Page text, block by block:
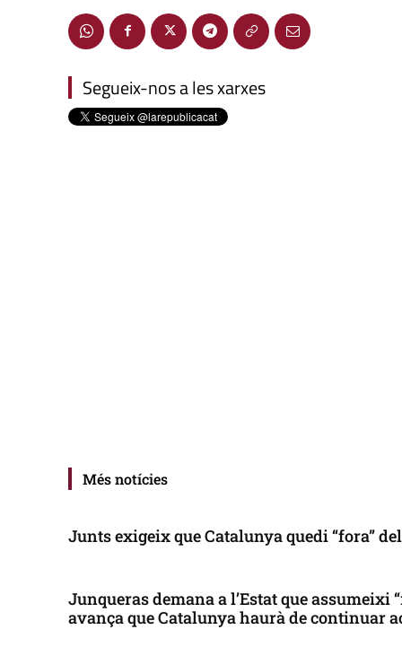
Segueix-nos a les xarxes
Més notícies
Junts exigeix que Catalunya quedi “fora”
Junqueras demana a l’Estat que assumeixi
avança que Catalunya haurà de continuar